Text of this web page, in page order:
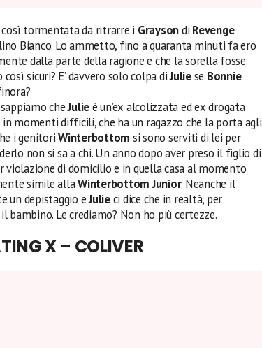
così tormentata da ritrarre i Graysondi Revenge
Bianco. Lo ammetto, fino a quaranta minuti fa ero
dalla parte della ragione e che la sorella fosse
sicuri? E’ davvero solo colpa diJuliese Bonnie
cheJulieè un’ex alcolizzata ed ex drogata
momenti difficili, che ha un ragazzo che la porta agli
i genitoriWinterbottom si sono serviti di lei per
non si sa a chi. Un anno dopo aver preso il figlio di
di domicilio e in quella casa al momento
simile allaWinterbottom Junior. Neanche il
un depistaggio eJulieci dice che in realtà, per
bambino. Le crediamo? Non ho più certezze.
X – COLIVER